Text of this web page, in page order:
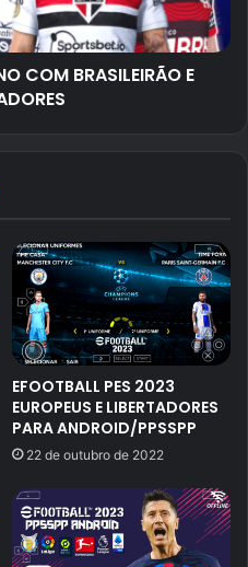
COM BRASILEIRÃO E
EFOOTBALL PES 2023
EUROPEUS E LIBERTADORES
PARA ANDROID/PPSSPP
22 de outubro de 2022